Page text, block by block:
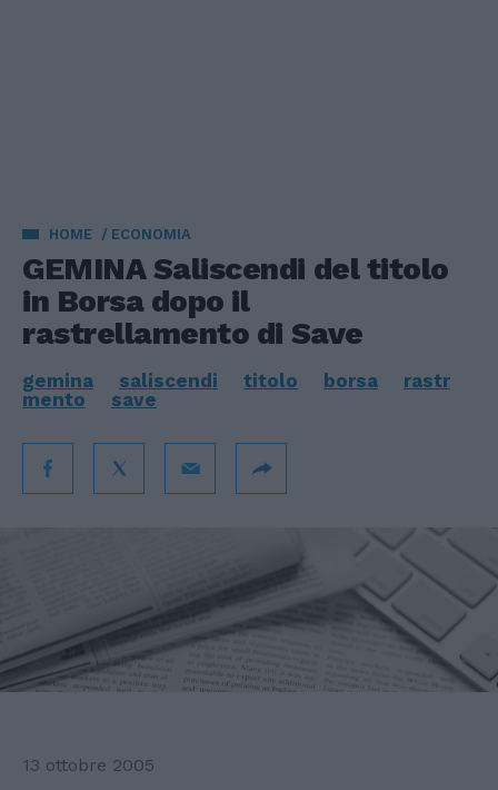
HOME ECONOMIA
GEMINA Saliscendi del titolo
in Borsa dopo il
rastrellamento di Save
gemina saliscendi titolo borsa
rastr
mento
save
13 ottobre 2005